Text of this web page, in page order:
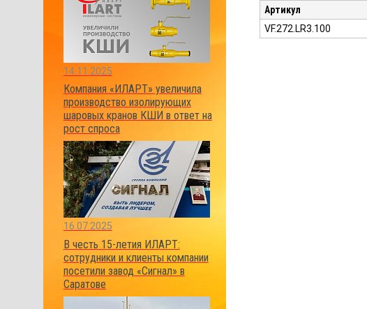
14.11.2025
Компания «ИЛАРТ» увеличила
производство изолирующих
шаровых кранов КШИ в ответ на
рост спроса
16.07.2025
В честь 15-летия ИЛАРТ:
сотрудники и клиенты компании
посетили завод «Сигнал» в
Саратове
Артикул
VF.272.LR3.100